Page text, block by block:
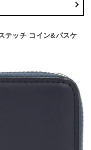
テッチ コイン&パスケ